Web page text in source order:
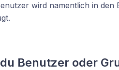
wird namentlich in den
Benutzer oder